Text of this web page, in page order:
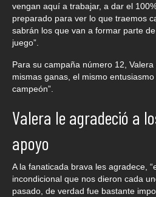
vengan aquí a trabajar, a dar el
preparado para ver lo que traemos
sabrán los que van a formar parte
juego”.
Para su campaña número 12,
mismas ganas, el mismo
campeón”.
Valera le agradeció a
apoyo
A la fanaticada brava les agradece,
incondicional que nos dieron cada
pasado, de verdad fue bastante